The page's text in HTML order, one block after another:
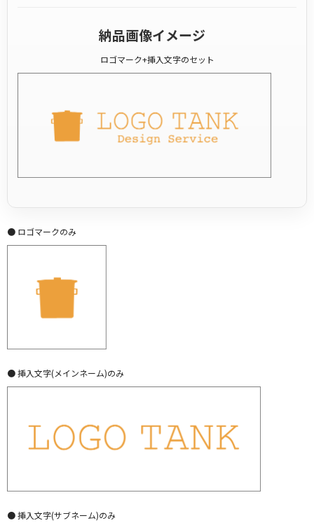
納品画像イメージ
ロゴマーク+挿入文字のセット
● ロゴマークのみ
● 挿入文字(メインネーム)のみ
● 挿入文字(サブネーム)のみ